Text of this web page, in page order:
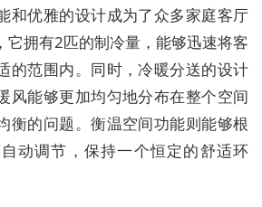
和优雅的设计成为了众多家庭客厅
它拥有2匹的制冷量，能够迅速将客
的范围内。同时，冷暖分送的设计
风能够更加均匀地分布在整个空间
衡的问题。衡温空间功能则能够根
动调节，保持一个恒定的舒适环